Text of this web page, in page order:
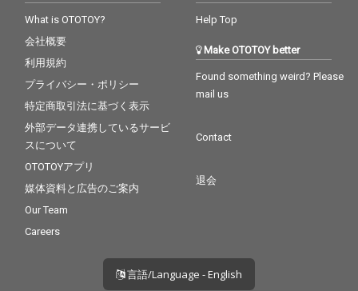
What is OTOTOY?
会社概要
利用規約
プライバシー・ポリシー
特定商取引法に基づく表示
外部データ連携しているサービ
スについて
OTOTOYアプリ
媒体資料と広告のご案内
Our Team
Careers
Help Top
Make OTOTOY better
Found something weird? Please
mail us
Contact
退会
言語/Language - English